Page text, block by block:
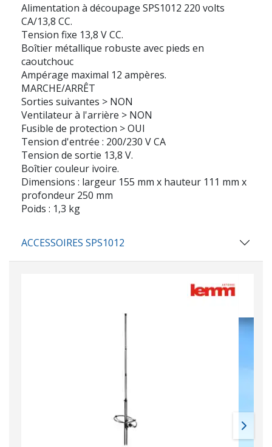
Alimentation à découpage SPS1012 220 volts
CA/13,8 CC.
Tension fixe 13,8 V CC.
Boîtier métallique robuste avec pieds en
caoutchouc
Ampérage maximal 12 ampères.
MARCHE/ARRÊT
Sorties suivantes > NON
Ventilateur à l'arrière > NON
Fusible de protection > OUI
Tension d'entrée : 200/230 V CA
Tension de sortie 13,8 V.
Boîtier couleur ivoire.
Dimensions : largeur 155 mm x hauteur 111 mm x
profondeur 250 mm
Poids : 1,3 kg
ACCESSOIRES SPS1012